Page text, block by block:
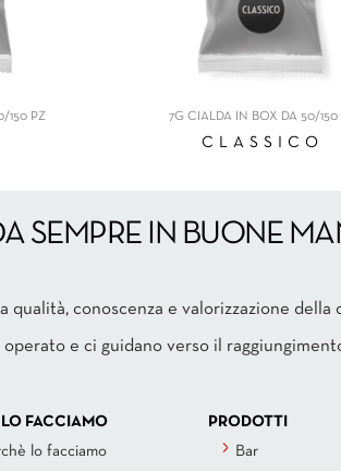
150 PZ 7G CIALDA IN BOX DA 50/150
CLASSICO
SEMPRE IN BUONE
qualità, conoscenza e valorizzazione
e ci guidano verso il
FACCIAMO
lo facciamo
PRODOTTI
Bar